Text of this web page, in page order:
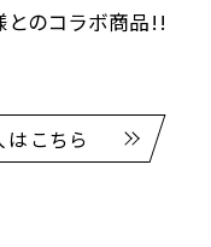
とのコラボ商品!!
はこちら